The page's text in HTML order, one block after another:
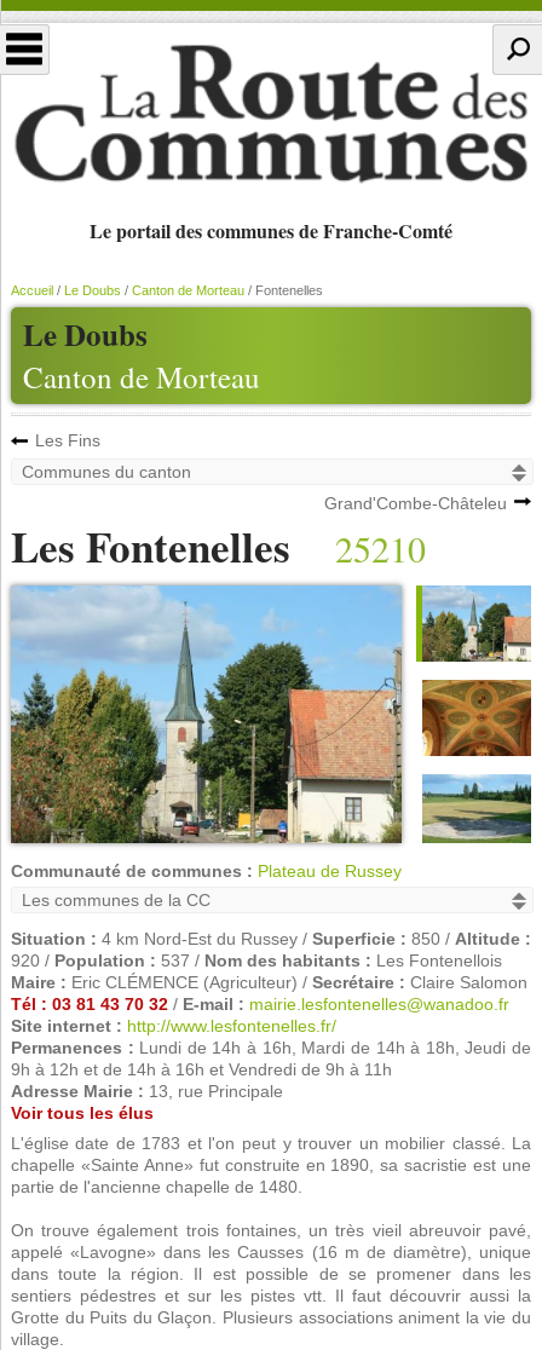
Le portail des communes de Franche-Comté
Le Doubs
Canton de Morteau
Accueil/ Le Doubs / Canton de Morteau/ Fontenelles
Les Fins
Grand'Combe-Châteleu
Les Fontenelles 25210
Communauté de communes : Plateau de Russey
Situation : 4 km Nord-Est du Russey /Superficie : 850 / Altitude :
920 / Population : 537 / Nom des habitants : Les Fontenellois
Maire : Eric CLÉMENCE (Agriculteur) / Secrétaire : Claire Salomon
Tél : 03 81 43 70 32/ E-mail : mairie.lesfontenelles@wanadoo.fr
Site internet : http://www.lesfontenelles.fr/
Permanences : Lundi de 14h à 16h, Mardi de 14h à 18h, Jeudi de
9h à 12h et de 14h à 16h et Vendredi de 9h à 11h
Adresse Mairie : 13, rue Principale
Voir tous les élus
L'église date de 1783 et l'on peut y trouver un mobilier classé. La
chapelle «Sainte Anne» fut construite en 1890, sa sacristie est une
partie de l'ancienne chapelle de 1480.
On trouve également trois fontaines, un très vieil abreuvoir pavé,
appelé «Lavogne» dans les Causses (16 m de diamètre), unique
dans toute la région. Il est possible de se promener dans les
sentiers pédestres et sur les pistes vtt. Il faut découvrir aussi la
Grotte du Puits du Glaçon. Plusieurs associations animent la vie du
village.